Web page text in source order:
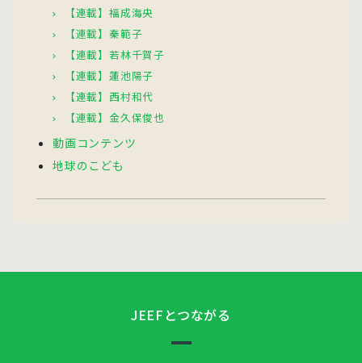
【連載】福成海央
【連載】秦範子
【連載】若林千賀子
【連載】蓮池陽子
【連載】西村和代
【連載】金久保俊也
動画コンテンツ
地球のこども
JEEFとつながる